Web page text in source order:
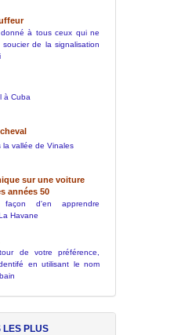
à tous ceux qui ne
de la signalisation
à Cuba
la vallée de Vinales
sur une voiture
années 50
d'en apprendre
Havane
de votre préférence,
en utilisant le nom
LES PLUS